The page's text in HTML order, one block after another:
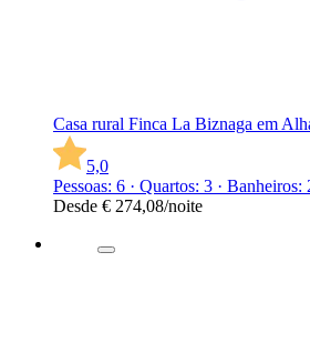
Casa rural Finca La Biznaga em
5,0
Pessoas: 6 · Quartos: 3 · Banheiros:
Desde € 274,08/noite